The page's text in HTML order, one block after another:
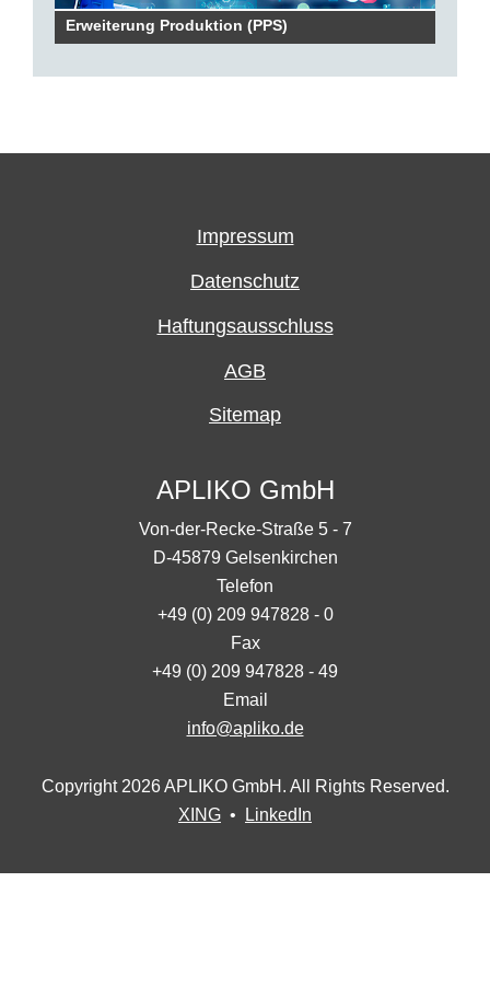
Erweiterung Produktion (PPS)
Impressum
Datenschutz
Haftungsausschluss
AGB
Sitemap
APLIKO GmbH
Von-der-Recke-Straße 5 - 7
D-45879 Gelsenkirchen
Telefon
+49 (0) 209 947828 - 0
Fax
+49 (0) 209 947828 - 49
Email
info@apliko.de
Copyright 2026 APLIKO GmbH. All Rights Reserved.
XING • LinkedIn